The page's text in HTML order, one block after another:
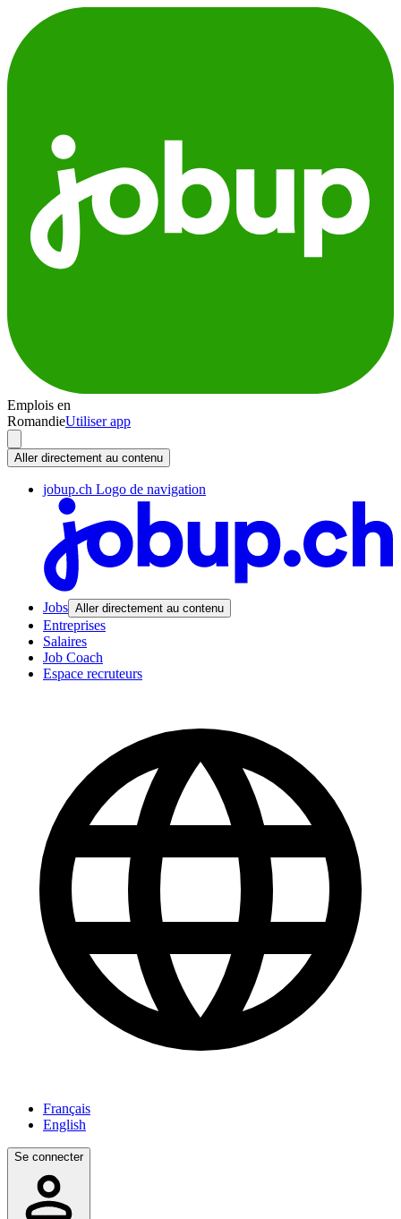
Emplois en
RomandieUtiliser app
Aller directement au contenu
jobup.ch Logo de navigation
Jobs Aller directement au contenu
Entreprises
Salaires
Job Coach
Espace recruteurs
Français
English
Se connecter